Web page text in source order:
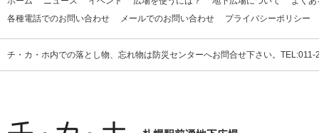
各種電話でのお問い合わせ
メールでのお問い合わせ プライバシーポリシー
チ・カ・ホ内での落とし物、忘れ物は防災センターへお問合せ下さい。